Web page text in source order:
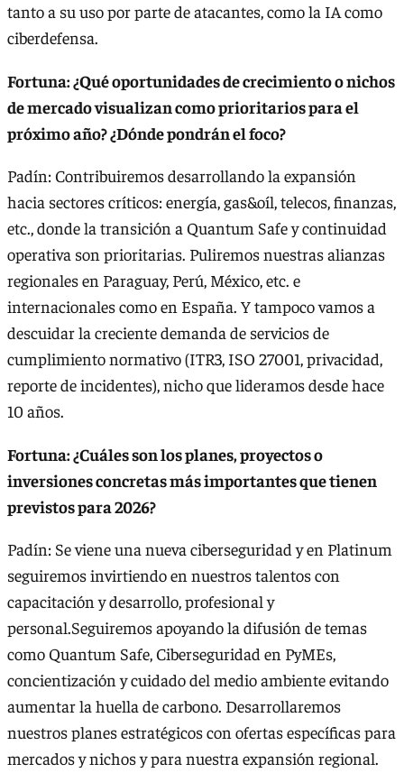
tanto a su uso por parte de atacantes, como la IA como
ciberdefensa.
Fortuna: ¿Qué oportunidades de crecimiento o nichos
de mercado visualizan como prioritarios para el
próximo año? ¿Dónde pondrán el foco?
Padín: Contribuiremos desarrollando la expansión
hacia sectores críticos: energía, gas&oíl, telecos, finanzas,
etc., donde la transición a Quantum Safe y continuidad
operativa son prioritarias. Puliremos nuestras alianzas
regionales en Paraguay, Perú, México, etc. e
internacionales como en España. Y tampoco vamos a
descuidar la creciente demanda de servicios de
cumplimiento normativo (ITR3, ISO 27001, privacidad,
reporte de incidentes), nicho que lideramos desde hace
10 años.
Fortuna: ¿Cuáles son los planes, proyectos o
inversiones concretas más importantes que tienen
previstos para 2026?
Padín: Se viene una nueva ciberseguridad y en Platinum
seguiremos invirtiendo en nuestros talentos con
capacitación y desarrollo, profesional y
personal.Seguiremos apoyando la difusión de temas
como Quantum Safe, Ciberseguridad en PyMEs,
concientización y cuidado del medio ambiente evitando
aumentar la huella de carbono. Desarrollaremos
nuestros planes estratégicos con ofertas específicas para
mercados y nichos y para nuestra expansión regional.